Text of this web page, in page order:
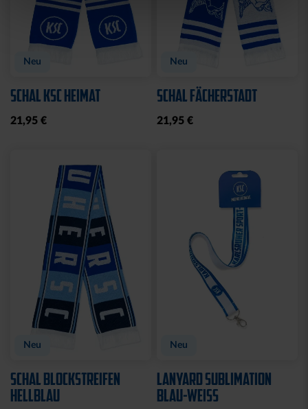
Neu
SCHAL KSC HEIMAT
21,95 €
Neu
SCHAL FÄCHERSTADT
21,95 €
Neu
SCHAL BLOCKSTREIFEN
HELLBLAU
Neu
LANYARD SUBLIMATION
BLAU-WEISS